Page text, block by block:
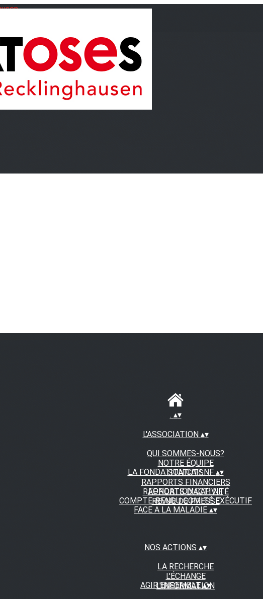
. ▴▾
L'ASSOCIATION ▴▾
QUI SOMMES-NOUS?
NOTRE ÉQUIPE
STATUTS
RAPPORTS FINANCIERS
RAPPORTS D'ACTIVITÉ
REVUE DE PRESSE
LA FONDATION CAP NF ▴▾
FONDATION CAP NF
COMPTE-RENDU COMITÉ EXÉCUTIF
FACE A LA MALADIE ▴▾
NOS ACTIONS ▴▾
LA RECHERCHE
L'ÉCHANGE
L'INFORMATION
AGIR ENSEMBLE▴▾